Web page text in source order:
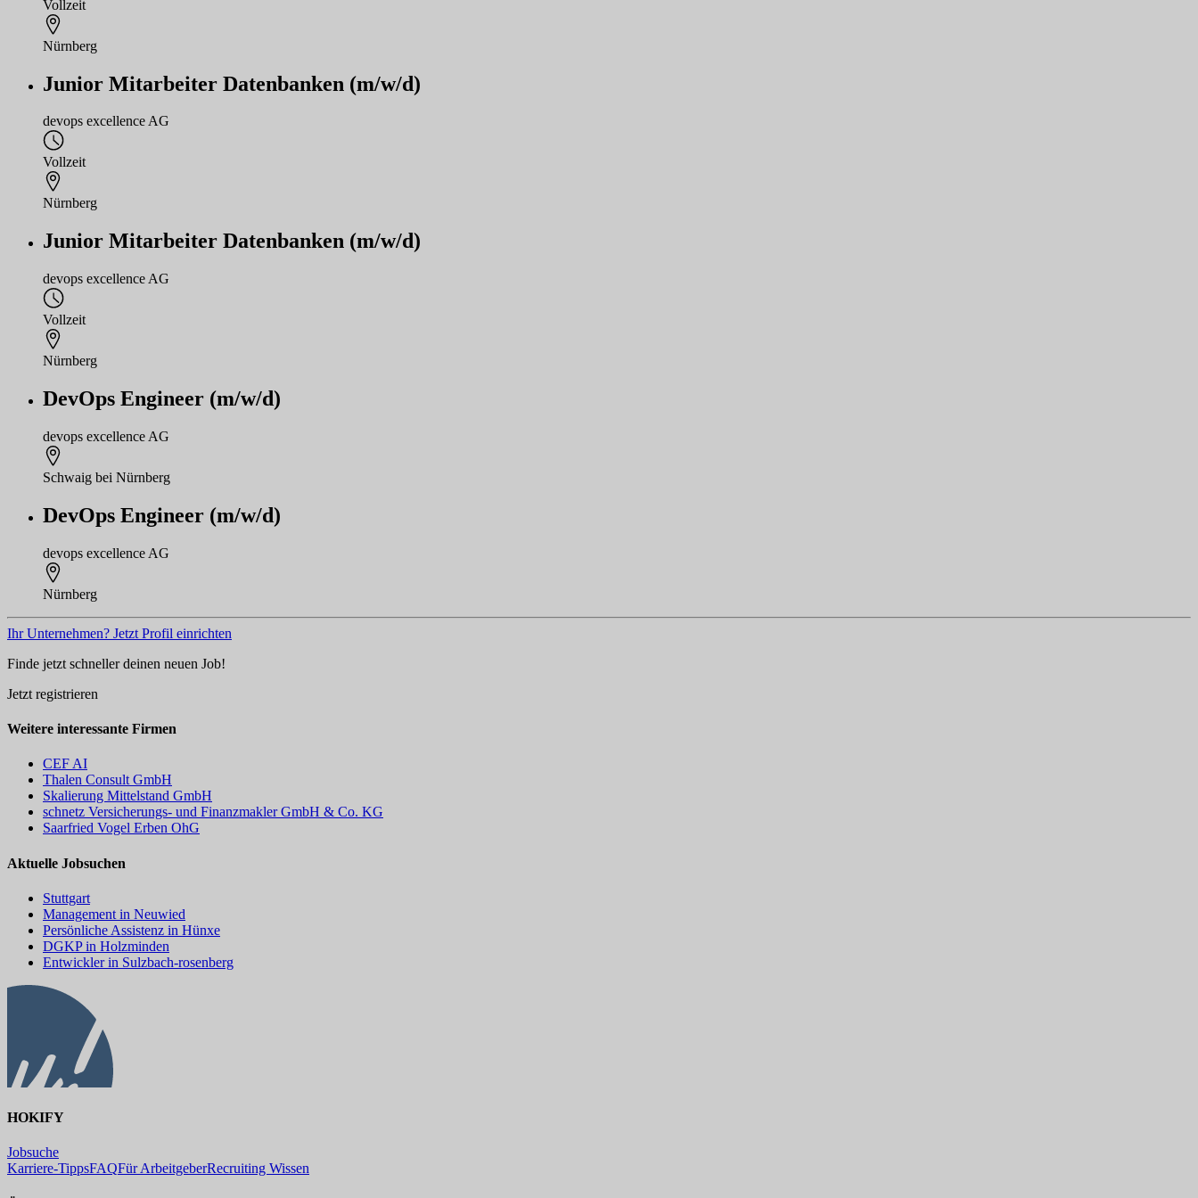
Vollzeit
Nürnberg
Junior Mitarbeiter Datenbanken (m/w/d)
devops excellence AG
Vollzeit
Nürnberg
Junior Mitarbeiter Datenbanken (m/w/d)
devops excellence AG
Vollzeit
Nürnberg
DevOps Engineer (m/w/d)
devops excellence AG
Schwaig bei Nürnberg
DevOps Engineer (m/w/d)
devops excellence AG
Nürnberg
Ihr Unternehmen? Jetzt Profil einrichten
Finde jetzt schneller deinen neuen Job!
Jetzt registrieren
Weitere interessante Firmen
CEF AI
Thalen Consult GmbH
Skalierung Mittelstand GmbH
schnetz Versicherungs- und Finanzmakler GmbH & Co. KG
Saarfried Vogel Erben OhG
Aktuelle Jobsuchen
Stuttgart
Management in Neuwied
Persönliche Assistenz in Hünxe
DGKP in Holzminden
Entwickler in Sulzbach-rosenberg
HOKIFY
Jobsuche
Karriere-TippsFAQFür ArbeitgeberRecruiting Wissen